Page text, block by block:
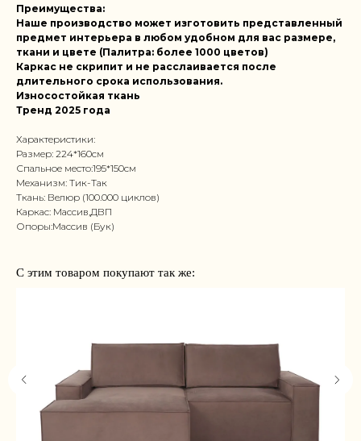
Преимущества:
Наше производство может изготовить представленный
предмет интерьера в любом удобном для вас размере,
ткани и цвете (Палитра: более 1000 цветов)
Каркас не скрипит и не расслаивается после
длительного срока использования.
Износостойкая ткань
Тренд 2025 года
Характеристики:
Размер: 224*160см
Спальное место:195*150см
Механизм: Тик-Так
Ткань: Велюр (100.000 циклов)
Каркас: Массив,ДВП
Опоры:Массив (Бук)
С этим товаром покупают так же: